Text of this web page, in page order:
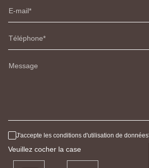
E-mail
Téléphone
Message
J'accepte les conditions d'utilisation de données
Veuillez cocher la case